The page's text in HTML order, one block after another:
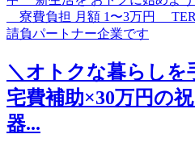
＼オトクな暮らしを
宅費補助×30万円の
器...